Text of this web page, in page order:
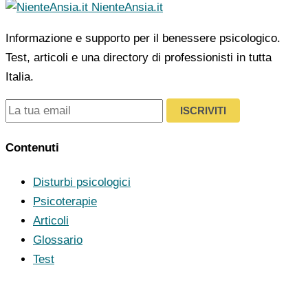
NienteAnsia.it
Informazione e supporto per il benessere psicologico.
Test, articoli e una directory di professionisti in tutta
Italia.
ISCRIVITI
Contenuti
Disturbi psicologici
Psicoterapie
Articoli
Glossario
Test